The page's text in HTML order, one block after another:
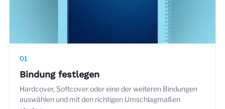
01
Bindung festlegen
Hardcover, Softcover oder eine der weiteren Bindungen
auswählen und mit den richtigen Umschlagmaßen